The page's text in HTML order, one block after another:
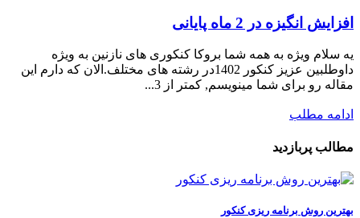
افزایش انگیزه در 2 ماه پایانی
یه سلام ویژه به همه شما بروکا کنکوری های نازنین به ویژه
داوطلبین عزیز کنکور 1402در رشته های مختلف.الان که دارم این
مقاله رو برای شما مینویسم, کمتر از 3...
ادامه مطلب
مطالب پربازدید
بهترین روش برنامه ریزی کنکور